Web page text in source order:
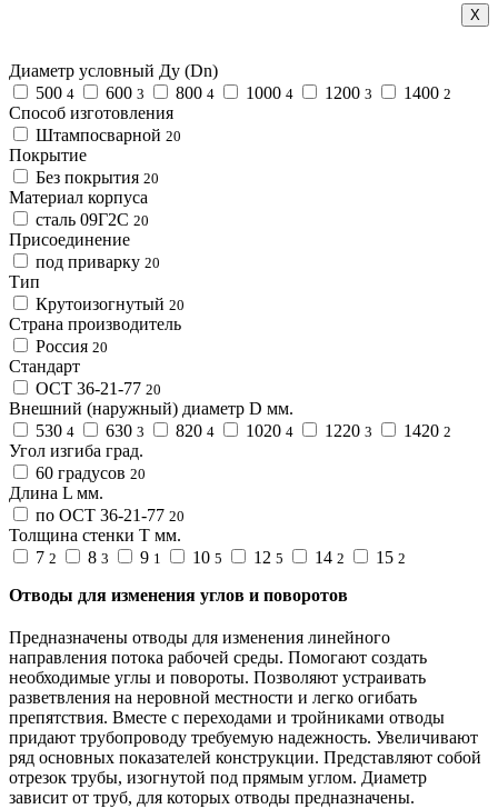
Х
Диаметр условный Ду (Dn)
500 4 600 3 800 4 1000 4 1200 3 1400 2
Способ изготовления
Штампосварной 20
Покрытие
Без покрытия 20
Материал корпуса
сталь 09Г2С 20
Присоединение
под приварку 20
Тип
Крутоизогнутый 20
Страна производитель
Россия 20
Стандарт
ОСТ 36-21-77 20
Внешний (наружный) диаметр D мм.
530 4 630 3 820 4 1020 4 1220 3 1420 2
Угол изгиба град.
60 градусов 20
Длина L мм.
по ОСТ 36-21-77 20
Толщина стенки Т мм.
7 2 8 3 9 1 10 5 12 5 14 2 15 2
Отводы для изменения углов и поворотов
Предназначены отводы для изменения линейного
направления потока рабочей среды. Помогают создать
необходимые углы и повороты. Позволяют устраивать
разветвления на неровной местности и легко огибать
препятствия. Вместе с переходами и тройниками отводы
придают трубопроводу требуемую надежность. Увеличивают
ряд основных показателей конструкции. Представляют собой
отрезок трубы, изогнутой под прямым углом. Диаметр
зависит от труб, для которых отводы предназначены.